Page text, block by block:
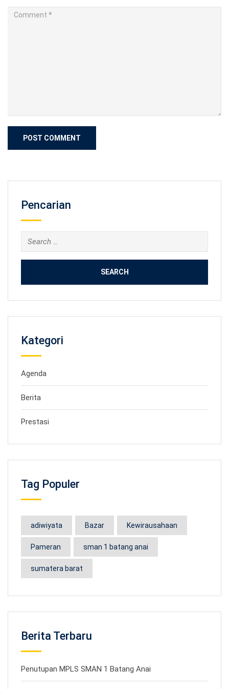
Pencarian
Search
for:
Kategori
Agenda
Berita
Prestasi
Tag Populer
adiwiyata Bazar Kewirausahaan
Pameran sman 1 batang anai
sumatera barat
Berita Terbaru
Penutupan MPLS SMAN 1 Batang Anai